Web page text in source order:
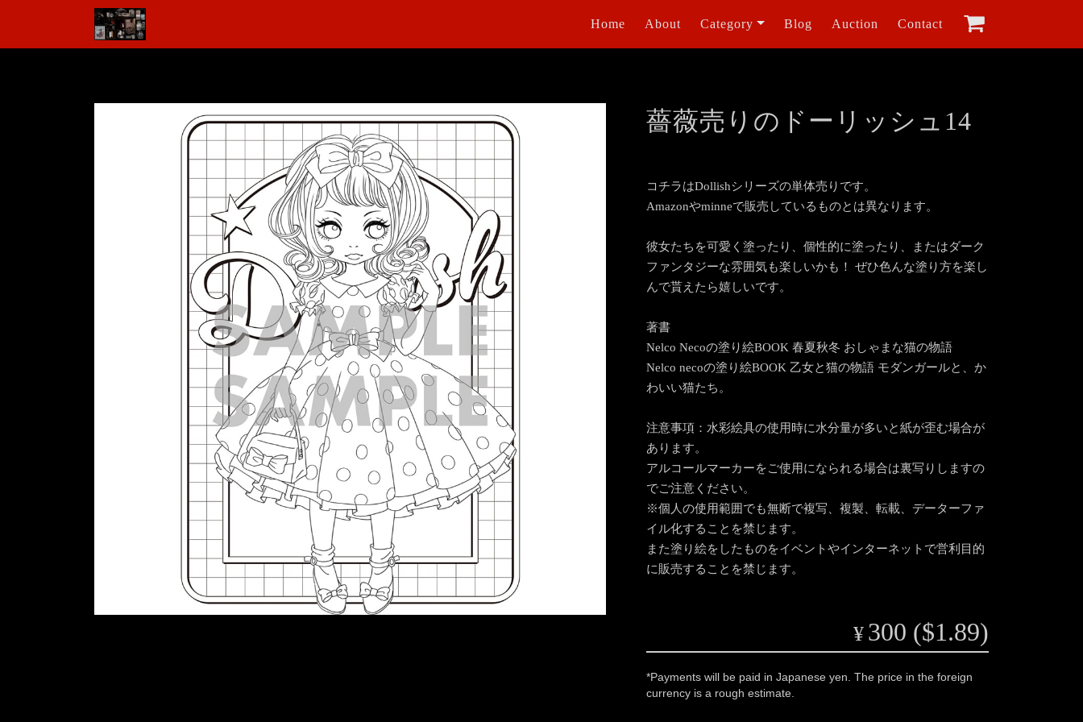
Home About Category Blog Auction Contact
薔薇売りのドーリッシュ14
コチラはDollishシリーズの単体売りです。
Amazonやminneで販売しているものとは異なります。
彼女たちを可愛く塗ったり、個性的に塗ったり、またはダーク
ファンタジーな雰囲気も楽しいかも！ ぜひ色んな塗り方を楽し
んで貰えたら嬉しいです。
著書
Nelco Necoの塗り絵BOOK 春夏秋冬 おしゃまな猫の物語
Nelco necoの塗り絵BOOK 乙女と猫の物語 モダンガールと、か
わいい猫たち。
注意事項：水彩絵具の使用時に水分量が多いと紙が歪む場合が
あります。
アルコールマーカーをご使用になられる場合は裏写りしますの
でご注意ください。
※個人の使用範囲でも無断で複写、複製、転載、データーファ
イル化することを禁じます。
また塗り絵をしたものをイベントやインターネットで営利目的
に販売することを禁じます。
¥ 300 ($1.89)
*Payments will be paid in Japanese yen. The price in the foreign
currency is a rough estimate.